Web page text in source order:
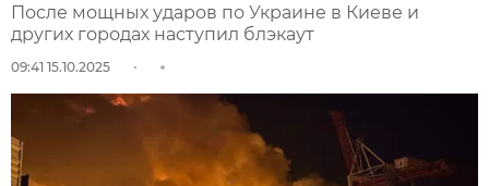
После мощных ударов по Украине в Киеве и
других городах наступил блэкаут
09:41 15.10.2025